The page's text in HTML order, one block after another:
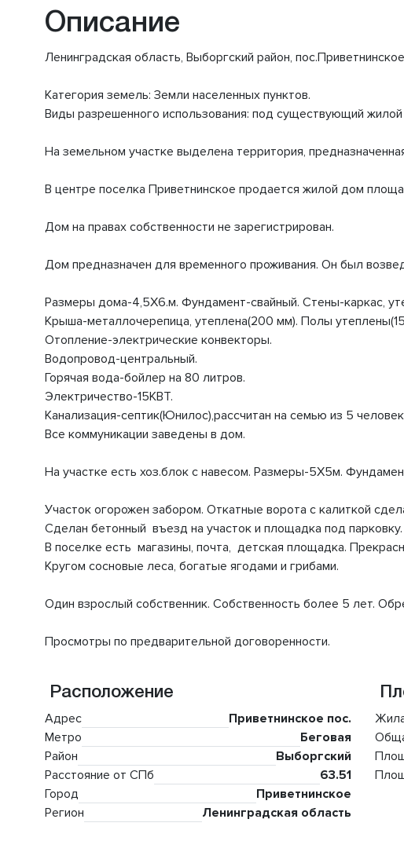
Описание
Ленинградская область, Выборгский район, пос.Приветнинское
Категория земель: Земли населенных пунктов.
Виды разрешенного использования: под существующий
На земельном участке выделена территория,
В центре поселка Приветнинское продается жилой дом
Дом на правах собственности не зарегистрирован.
Дом предназначен для временного проживания. Он был
Размеры дома-4,5X6.м. Фундамент-свайный. Стены-каркас,
Крыша-металлочерепица, утеплена(200 мм). Полы
Отопление-электрические конвекторы.
Водопровод-центральный.
Горячая вода-бойлер на 80 литров.
Электричество-15КВТ.
Канализация-септик(Юнилос),рассчитан на семью из 5
Все коммуникации заведены в дом.
На участке есть хоз.блок с навесом. Размеры-5X5м.
Участок огорожен забором. Откатные ворота с калиткой
Сделан бетонный въезд на участок и площадка под
В поселке есть магазины, почта, детская площадка.
Кругом сосновые леса, богатые ягодами и грибами.
Один взрослый собственник. Собственность более 5 лет.
Просмотры по предварительной договоренности.
Расположение
Адрес
Приветнинское пос.
Метро
Беговая
Район
Выборгский
Расстояние от СПб
63.51
Город
Приветнинское
Регион
Ленинградская область